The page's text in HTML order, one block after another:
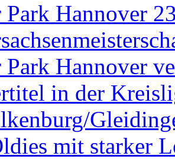
Park Hannover
Park Hannover
in der
mit starker